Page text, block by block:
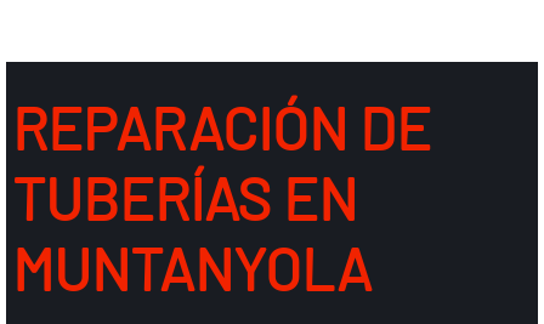
REPARACIÓN DE
TUBERÍ­AS EN
MUNTANYOLA